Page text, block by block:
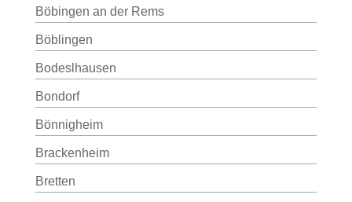
Böbingen an der Rems
Böblingen
Bodeslhausen
Bondorf
Bönnigheim
Brackenheim
Bretten